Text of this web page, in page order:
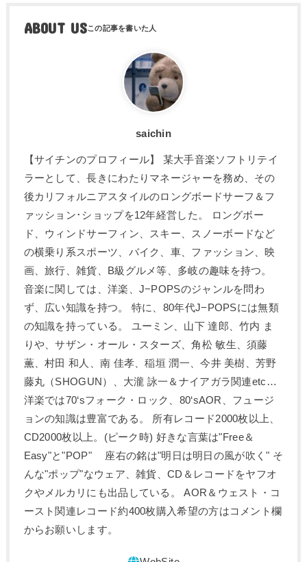
ABOUT US
saichin
【サイチンのプロフィール】 某大手音楽ソフトリテイ
ラーとして、長きにわたりマネージャーを務め、その
後カリフォルニアスタイルのロングボードサーフ＆フ
ァッション･ショップを12年経営した。 ロングボー
ド、ウィンドサーフィン、スキー、スノーボードなど
の横乗り系スポーツ、バイク、車、ファッション、映
画、旅行、雑貨、B級グルメ等、多岐の趣味を持つ。
音楽に関しては、洋楽、J−POPSのジャンルを問わ
ず、広い知識を持つ。 特に、80年代J−POPSには無類
の知識を持っている。 ユーミン、山下 達郎、竹内 ま
りや、サザン・オール・スターズ、角松 敏生、須藤
薫、村田 和人、南 佳孝、稲垣 潤一、今井 美樹、芳野
藤丸（SHOGUN）、大瀧 詠一＆ナイアガラ関連etc…
洋楽では70‘sフォーク・ロック、80‘sAOR、フュージ
ョンの知識は豊富である。 所有レコード2000枚以上、
CD2000枚以上。(ピーク時) 好きな言葉は"Free＆
Easy"と"POP" 座右の銘は"明日は明日の風が吹く" そ
んな"ポップ"なウェア、雑貨、CD＆レコードをヤフオ
クやメルカリにも出品している。 AOR＆ウェスト・コ
ースト関連レコード約400枚購入希望の方はコメント欄
からお願いします。